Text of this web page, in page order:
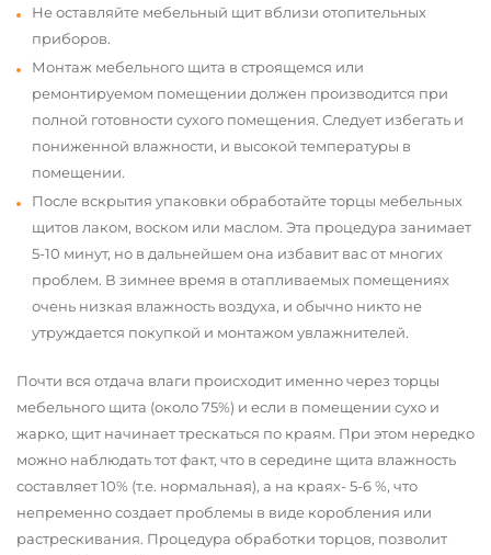
Не оставляйте мебельный щит вблизи отопительных
приборов.
Монтаж мебельного щита в строящемся или
ремонтируемом помещении должен производится при
полной готовности сухого помещения. Следует избегать и
пониженной влажности, и высокой температуры в
помещении.
После вскрытия упаковки обработайте торцы мебельных
щитов лаком, воском или маслом. Эта процедура занимает
5-10 минут, но в дальнейшем она избавит вас от многих
проблем. В зимнее время в отапливаемых помещениях
очень низкая влажность воздуха, и обычно никто не
утруждается покупкой и монтажом увлажнителей.
Почти вся отдача влаги происходит именно через торцы
мебельного щита (около 75%) и если в помещении сухо и
жарко, щит начинает трескаться по краям. При этом нередко
можно наблюдать тот факт, что в середине щита влажность
составляет 10% (т.е. нормальная), а на краях- 5-6 %, что
непременно создает проблемы в виде коробления или
растрескивания. Процедура обработки торцов, позволит